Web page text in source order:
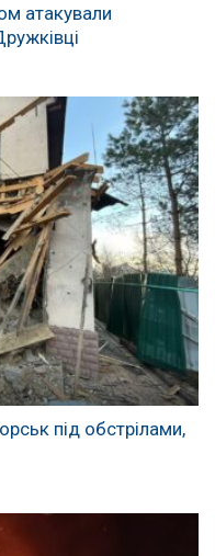
атакували
під обстрілами,